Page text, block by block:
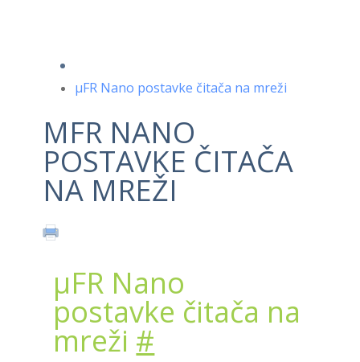
μFR Nano postavke čitača na mreži
ΜFR NANO
POSTAVKE ČITAČA
NA MREŽI
μFR Nano
postavke čitača na
mreži #